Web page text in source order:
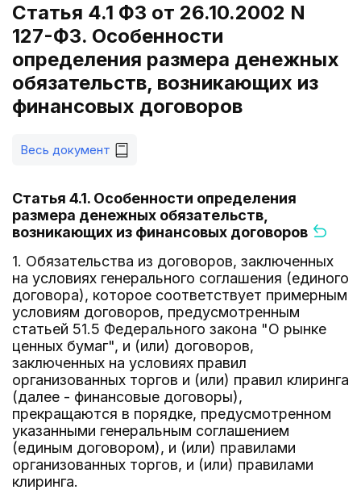
Статья 4.1 ФЗ от 26.10.2002 N
127-ФЗ. Особенности
определения размера денежных
обязательств, возникающих из
финансовых договоров
Весь документ
Статья 4.1. Особенности определения
размера денежных обязательств,
возникающих из финансовых договоров
1. Обязательства из договоров, заключенных
на условиях генерального соглашения (единого
договора), которое соответствует примерным
условиям договоров, предусмотренным
статьей 51.5 Федерального закона "О рынке
ценных бумаг", и (или) договоров,
заключенных на условиях правил
организованных торгов и (или) правил клиринга
(далее - финансовые договоры),
прекращаются в порядке, предусмотренном
указанными генеральным соглашением
(единым договором), и (или) правилами
организованных торгов, и (или) правилами
клиринга.